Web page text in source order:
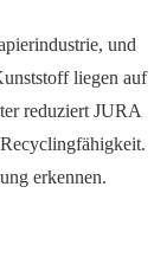
und
liegen auf
reduziert JURA
erkennen.